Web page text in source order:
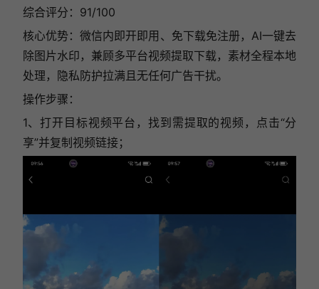
综合评分：91/100
核心优势：微信内即开即用、免下载免注册，AI一键去
除图片水印，兼顾多平台视频提取下载，素材全程本地
处理，隐私防护拉满且无任何广告干扰。
操作步骤：
1、打开目标视频平台，找到需提取的视频，点击“分
享”并复制视频链接；